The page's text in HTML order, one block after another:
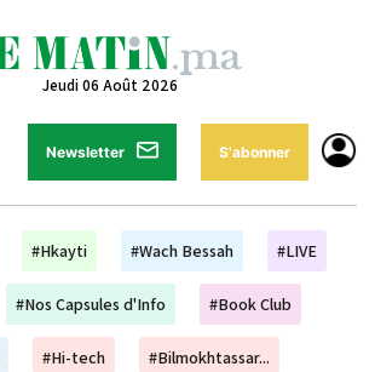
Jeudi 06 Août 2026
Newsletter S'abonner
#Hkayti #Wach Bessah #LIVE
#Nos Capsules d'Info #Book Club
#Hi-tech #Bilmokhtassar...